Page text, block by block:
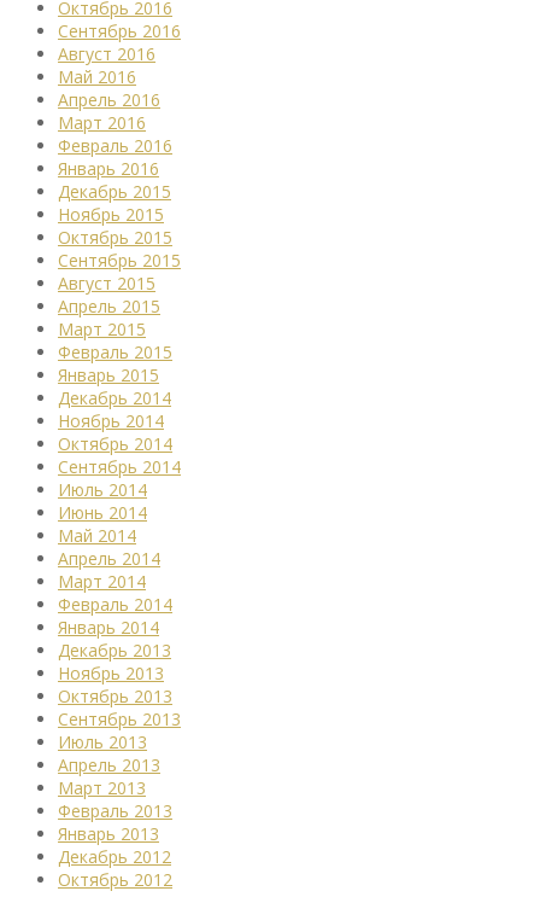
Октябрь 2016
Сентябрь 2016
Август 2016
Май 2016
Апрель 2016
Март 2016
Февраль 2016
Январь 2016
Декабрь 2015
Ноябрь 2015
Октябрь 2015
Сентябрь 2015
Август 2015
Апрель 2015
Март 2015
Февраль 2015
Январь 2015
Декабрь 2014
Ноябрь 2014
Октябрь 2014
Сентябрь 2014
Июль 2014
Июнь 2014
Май 2014
Апрель 2014
Март 2014
Февраль 2014
Январь 2014
Декабрь 2013
Ноябрь 2013
Октябрь 2013
Сентябрь 2013
Июль 2013
Апрель 2013
Март 2013
Февраль 2013
Январь 2013
Декабрь 2012
Октябрь 2012